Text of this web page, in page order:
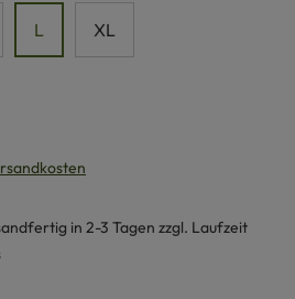
nicht verfügbar.)
L XL
in 2-3 Tagen zzgl. Laufzeit